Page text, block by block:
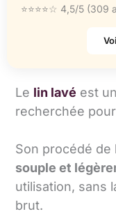
⭐⭐⭐⭐☆ 4,5/5 (309
Le lin lavé est
recherchée
Son procédé de
souple et
utilisation, sans
brut.